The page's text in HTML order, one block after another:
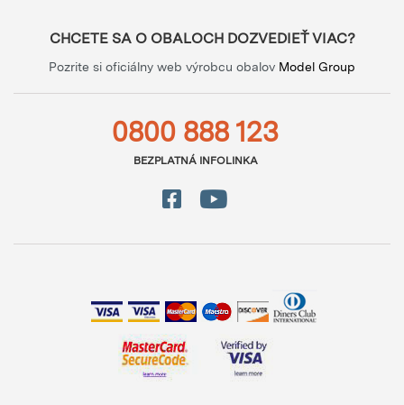
CHCETE SA O OBALOCH DOZVEDIEŤ VIAC?
Pozrite si oficiálny web výrobcu obalov Model Group
0800 888 123
BEZPLATNÁ INFOLINKA